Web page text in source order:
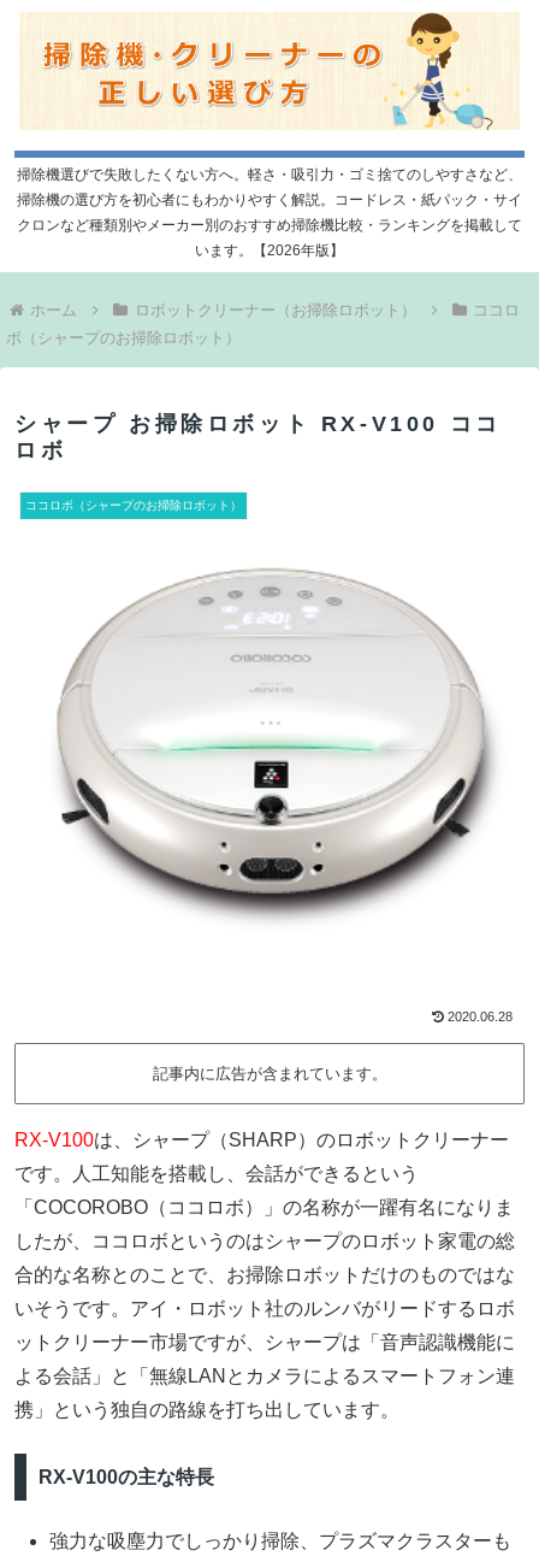
掃除機選びで失敗したくない方へ。軽さ・吸引力・ゴミ捨てのしやすさなど、
掃除機の選び方を初心者にもわかりやすく解説。コードレス・紙パック・サイ
クロンなど種類別やメーカー別のおすすめ掃除機比較・ランキングを掲載して
います。【2026年版】
ホーム ロボットクリーナー（お掃除ロボット）
ココロ
ボ（シャープのお掃除ロボット）
シャープ お掃除ロボット RX-V100 ココ
ロボ
ココロボ（シャープのお掃除ロボット）
2020.06.28
記事内に広告が含まれています。
RX-V100は、シャープ（SHARP）のロボットクリーナー
です。人工知能を搭載し、会話ができるという
「COCOROBO（ココロボ）」の名称が一躍有名になりま
したが、ココロボというのはシャープのロボット家電の総
合的な名称とのことで、お掃除ロボットだけのものではな
いそうです。アイ・ロボット社のルンバがリードするロボ
ットクリーナー市場ですが、シャープは「音声認識機能に
よる会話」と「無線LANとカメラによるスマートフォン連
携」という独自の路線を打ち出しています。
RX-V100の主な特長
強力な吸塵力でしっかり掃除、プラズマクラスターも